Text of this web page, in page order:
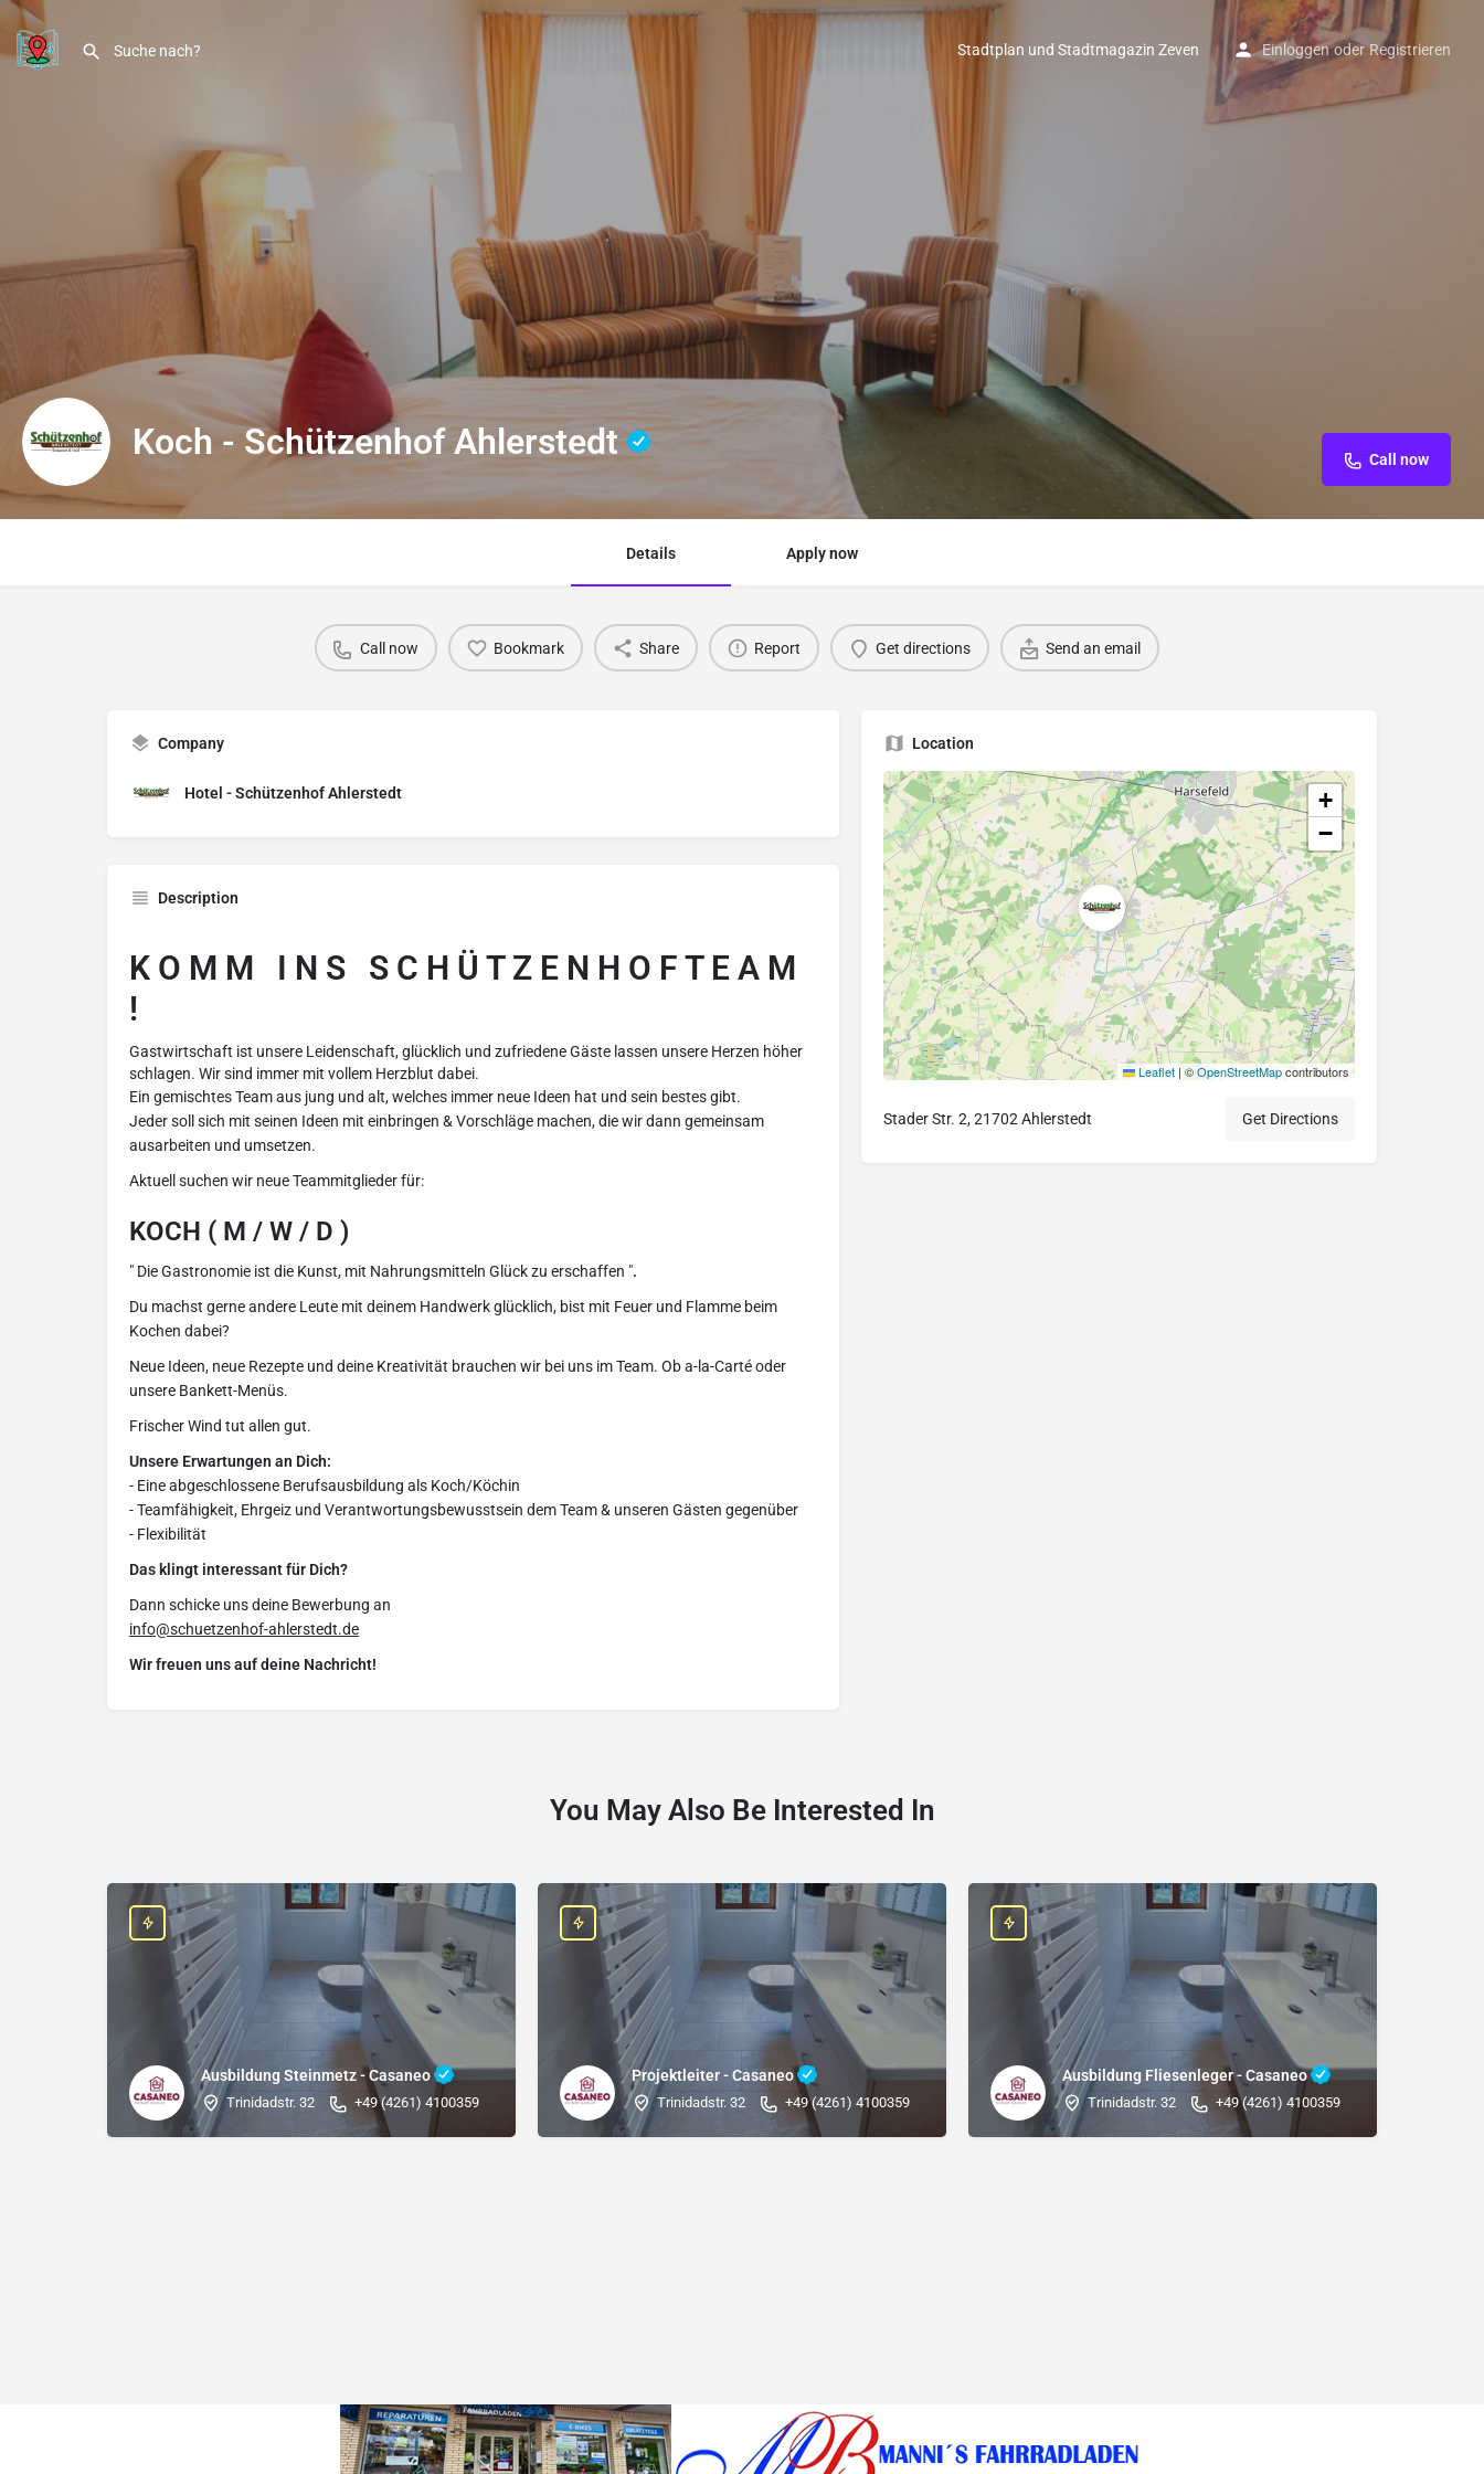
Stadtplan und Stadtmagazin Zeven Einloggen oder Registrieren
Koch - Schützenhof Ahlerstedt Call now
Details Apply now
Call now Bookmark Share Report Get directions Send an email
Company
Hotel - Schützenhof Ahlerstedt
Description
K O M M I N S S C H Ü T Z E N H O F T E A M
!
Gastwirtschaft ist unsere Leidenschaft, glücklich und zufriedene Gäste lassen unsere Herzen höher
schlagen. Wir sind immer mit vollem Herzblut dabei.
Ein gemischtes Team aus jung und alt, welches immer neue Ideen hat und sein bestes gibt.
Jeder soll sich mit seinen Ideen mit einbringen & Vorschläge machen, die wir dann gemeinsam
ausarbeiten und umsetzen.
Aktuell suchen wir neue Teammitglieder für:
KOCH ( M / W / D )
" Die Gastronomie ist die Kunst, mit Nahrungsmitteln Glück zu erschaffen ".
Du machst gerne andere Leute mit deinem Handwerk glücklich, bist mit Feuer und Flamme beim
Kochen dabei?
Neue Ideen, neue Rezepte und deine Kreativität brauchen wir bei uns im Team. Ob a-la-Carté oder
unsere Bankett-Menüs.
Frischer Wind tut allen gut.
Unsere Erwartungen an Dich:
- Eine abgeschlossene Berufsausbildung als Koch/Köchin
- Teamfähigkeit, Ehrgeiz und Verantwortungsbewusstsein dem Team & unseren Gästen gegenüber
- Flexibilität
Das klingt interessant für Dich?
Dann schicke uns deine Bewerbung an
info@schuetzenhof-ahlerstedt.de
Wir freuen uns auf deine Nachricht!
Location
+
−
Leaflet | ©OpenStreetMapcontributors
Stader Str. 2, 21702 Ahlerstedt Get Directions
You May Also Be Interested In
Ausbildung Steinmetz - Casaneo
Trinidadstr. 32 +49 (4261) 4100359
Projektleiter - Casaneo
Trinidadstr. 32 +49 (4261) 4100359
Ausbildung Fliesenleger - Casaneo
Trinidadstr. 32 +49 (4261) 4100359